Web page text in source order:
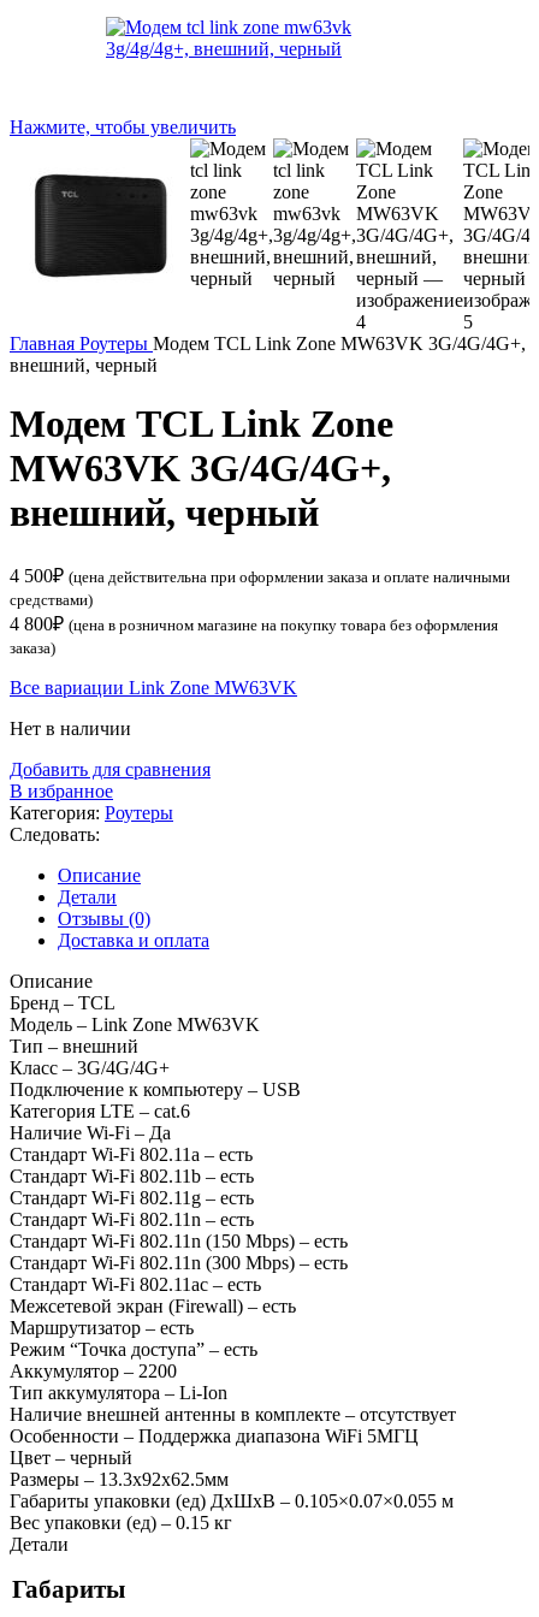
Нажмите, чтобы увеличить
Главная Роутеры Модем TCL Link Zone MW63VK 3G/4G/4G+,
внешний, черный
Модем TCL Link Zone
MW63VK 3G/4G/4G+,
внешний, черный
4 500₽ (цена действительна при оформлении заказа и оплате наличными
средствами)
4 800₽ (цена в розничном магазине на покупку товара без оформления
заказа)
Все вариации Link Zone MW63VK
Нет в наличии
Добавить для сравнения
В избранное
Категория: Роутеры
Следовать:
Описание
Детали
Отзывы (0)
Доставка и оплата
Описание
Бренд – TCL
Модель – Link Zone MW63VK
Тип – внешний
Класс – 3G/4G/4G+
Подключение к компьютеру – USB
Категория LTE – cat.6
Наличие Wi-Fi – Да
Стандарт Wi-Fi 802.11a – есть
Стандарт Wi-Fi 802.11b – есть
Стандарт Wi-Fi 802.11g – есть
Стандарт Wi-Fi 802.11n – есть
Стандарт Wi-Fi 802.11n (150 Mbps) – есть
Стандарт Wi-Fi 802.11n (300 Mbps) – есть
Стандарт Wi-Fi 802.11ac – есть
Межсетевой экран (Firewall) – есть
Маршрутизатор – есть
Режим “Точка доступа” – есть
Аккумулятор – 2200
Тип аккумулятора – Li-Ion
Наличие внешней антенны в комплекте – отсутствует
Особенности – Поддержка диапазона WiFi 5МГЦ
Цвет – черный
Размеры – 13.3x92x62.5мм
Габариты упаковки (ед) ДхШхВ – 0.105×0.07×0.055 м
Вес упаковки (ед) – 0.15 кг
Детали
Габариты